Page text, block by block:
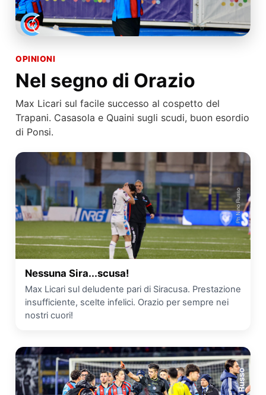
OPINIONI
Nel segno di Orazio
Max Licari sul facile successo al cospetto del
Trapani. Casasola e Quaini sugli scudi, buon esordio
di Ponsi.
Nessuna Sira...scusa!
Max Licari sul deludente pari di Siracusa. Prestazione
insufficiente, scelte infelici. Orazio per sempre nei
nostri cuori!